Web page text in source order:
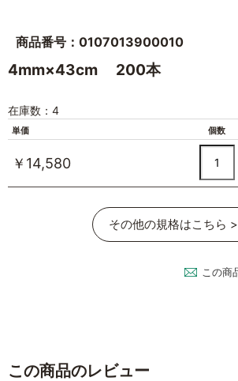
商品番号：0107013900010
4mm×43cm 200本
在庫数：4
単価 個数
￥14,580
その他の規格はこちら >
この商
この商品のレビュー